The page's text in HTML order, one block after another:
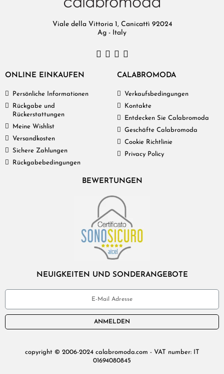
Viale della Vittoria 1, Canicattì 92024
Ag - Italy
ONLINE EINKAUFEN
Persönliche Informationen
Rückgabe und
Rückerstattungen
Meine Wishlist
Versandkosten
Sichere Zahlungen
Rückgabebedingungen
CALABROMODA
Verkaufsbedingungen
Kontakte
Entdecken Sie Calabromoda
Geschäfte Calabromoda
Cookie Richtlinie
Privacy Policy
BEWERTUNGEN
NEUIGKEITEN UND SONDERANGEBOTE
ANMELDEN
copyright © 2006-2024 calabromoda.com - VAT number: IT
01694080845